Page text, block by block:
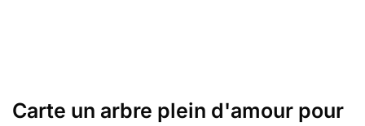
Carte un arbre plein d'amour pour